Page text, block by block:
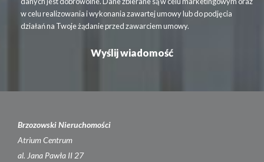
w celu realizowania i wykonania zawartej umowy lub do podjęcia
działań na Twoje żądanie przed zawarciem umowy.
Brzozowski Nieruchomości
Atrium Centrum
al. Jana Pawła II 27